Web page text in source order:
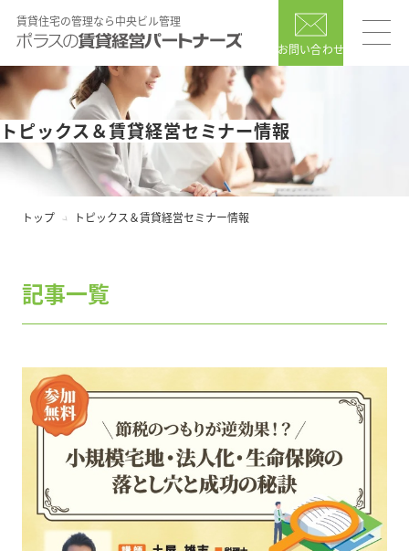
賃貸住宅の管理なら中央ビル管理
お問い合わせ
トピックス＆賃貸経営セミナー情報
トップ トピックス＆賃貸経営セミナー情報
記事一覧